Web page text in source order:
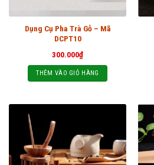
Dụng Cụ Pha Trà Gỗ – Mã
DCPT10
300.000₫
THÊM VÀO GIỎ HÀNG